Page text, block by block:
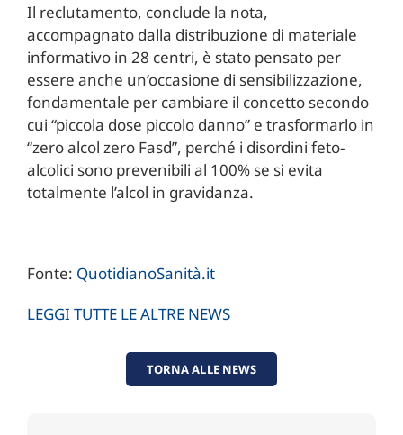
Il reclutamento, conclude la nota,
accompagnato dalla distribuzione di materiale
informativo in 28 centri, è stato pensato per
essere anche un’occasione di sensibilizzazione,
fondamentale per cambiare il concetto secondo
cui “piccola dose piccolo danno” e trasformarlo in
“zero alcol zero Fasd”, perché i disordini feto-
alcolici sono prevenibili al 100% se si evita
totalmente l’alcol in gravidanza.
Fonte: QuotidianoSanità.it
LEGGI TUTTE LE ALTRE NEWS
TORNA ALLE NEWS